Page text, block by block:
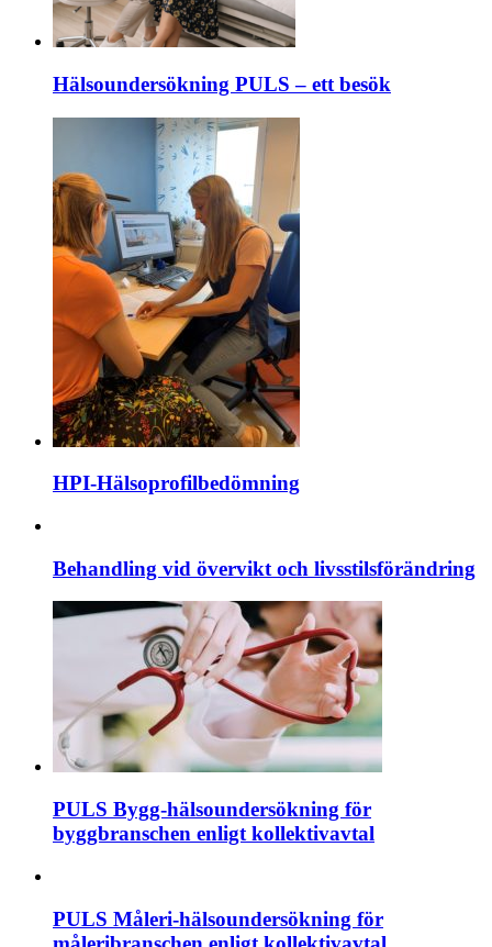
Hälsoundersökning PULS – ett besök
HPI-Hälsoprofilbedömning
Behandling vid övervikt och livsstilsförändring
PULS Bygg-hälsoundersökning för
byggbranschen enligt kollektivavtal
PULS Måleri-hälsoundersökning för